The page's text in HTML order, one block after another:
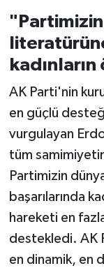
AK Parti'nin
en güçlü
vurgulayan
tüm
Partimizin
başarılarında
hareketi en
destekledi. AK
en dinamik, en